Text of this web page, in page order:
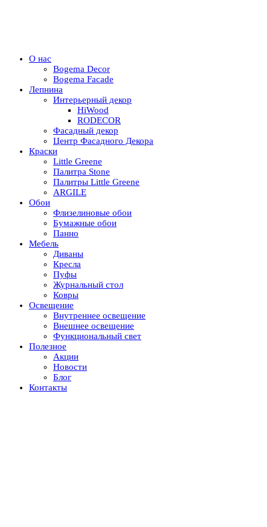
О нас
Bogema Decor
Bogema Facade
Лепнина
Интерьерный декор
HiWood
RODECOR
Фасадный декор
Центр Фасадного Декора
Краски
Little Greene
Палитра Stone
Палитры Little Greene
ARGILE
Обои
Флизелиновые обои
Бумажные обои
Панно
Мебель
Диваны
Кресла
Пуфы
Журнальный стол
Ковры
Освещение
Внутреннее освещение
Внешнее освещение
Функциональный свет
Полезное
Акции
Новости
Блог
Контакты